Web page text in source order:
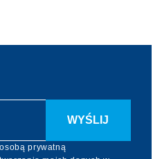
prywatną